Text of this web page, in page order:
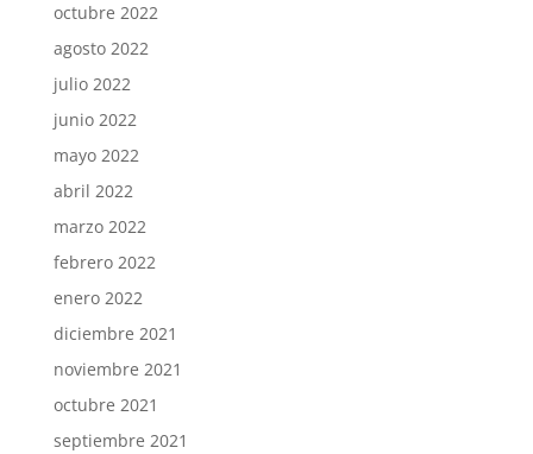
octubre 2022
agosto 2022
julio 2022
junio 2022
mayo 2022
abril 2022
marzo 2022
febrero 2022
enero 2022
diciembre 2021
noviembre 2021
octubre 2021
septiembre 2021